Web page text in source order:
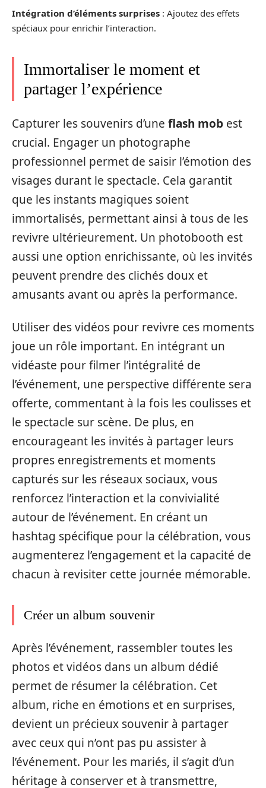
Intégration d’éléments surprises : Ajoutez des effets
spéciaux pour enrichir l’interaction.
Immortaliser le moment et
partager l’expérience
Capturer les souvenirs d’une flash mob est
crucial. Engager un photographe
professionnel permet de saisir l’émotion des
visages durant le spectacle. Cela garantit
que les instants magiques soient
immortalisés, permettant ainsi à tous de les
revivre ultérieurement. Un photobooth est
aussi une option enrichissante, où les invités
peuvent prendre des clichés doux et
amusants avant ou après la performance.
Utiliser des vidéos pour revivre ces moments
joue un rôle important. En intégrant un
vidéaste pour filmer l’intégralité de
l’événement, une perspective différente sera
offerte, commentant à la fois les coulisses et
le spectacle sur scène. De plus, en
encourageant les invités à partager leurs
propres enregistrements et moments
capturés sur les réseaux sociaux, vous
renforcez l’interaction et la convivialité
autour de l’événement. En créant un
hashtag spécifique pour la célébration, vous
augmenterez l’engagement et la capacité de
chacun à revisiter cette journée mémorable.
Créer un album souvenir
Après l’événement, rassembler toutes les
photos et vidéos dans un album dédié
permet de résumer la célébration. Cet
album, riche en émotions et en surprises,
devient un précieux souvenir à partager
avec ceux qui n’ont pas pu assister à
l’événement. Pour les mariés, il s’agit d’un
héritage à conserver et à transmettre,